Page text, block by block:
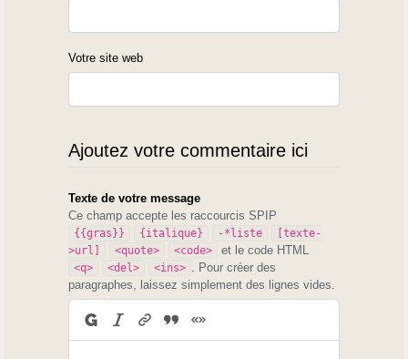
Votre site web
Ajoutez votre commentaire ici
Texte de votre message
Ce champ accepte les raccourcis SPIP
{{gras}} {italique} -*liste
[texte-
>url]
<quote> <code> et le code HTML
<q> <del> <ins>
. Pour créer des
paragraphes, laissez simplement des lignes vides.